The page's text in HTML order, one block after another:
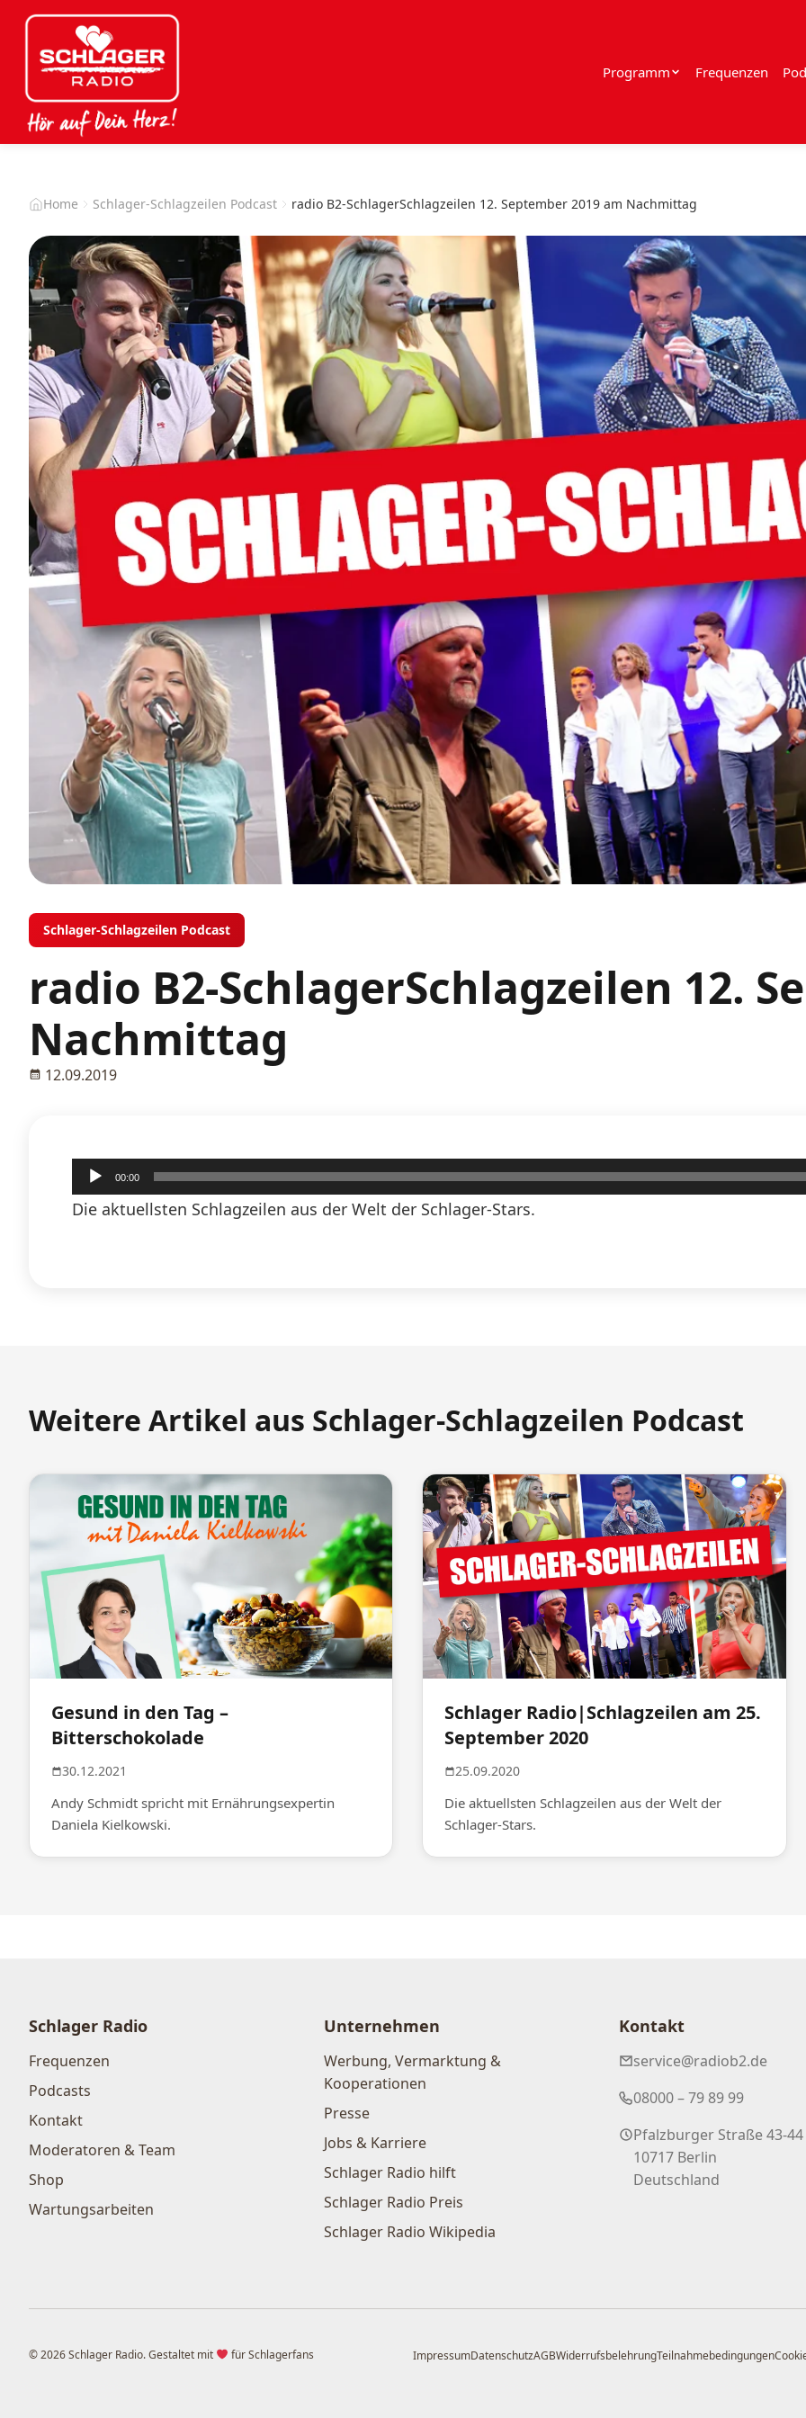
Programm Frequenzen
Home Schlager-Schlagzeilen Podcast radio B2-SchlagerSchlagzeilen 12. September 2019 am Nachmittag
Schlager-Schlagzeilen Podcast
radio B2-SchlagerSchlagzeilen 12.
Nachmittag
12.09.2019
Audio-
Player
00:00
Die aktuellsten Schlagzeilen aus der Welt der Schlager-Stars.
Weitere Artikel aus Schlager-Schlagzeilen Podcast
Gesund in den Tag –
Bitterschokolade
30.12.2021
Andy Schmidt spricht mit Ernährungsexpertin
Daniela Kielkowski.
Schlager Radio|Schlagzeilen am 25.
September 2020
25.09.2020
Die aktuellsten Schlagzeilen aus der Welt der
Schlager-Stars.
Schlager Radio
Frequenzen
Podcasts
Kontakt
Moderatoren & Team
Shop
Wartungsarbeiten
Unternehmen
Werbung, Vermarktung &
Kooperationen
Presse
Jobs & Karriere
Schlager Radio hilft
Schlager Radio Preis
Schlager Radio Wikipedia
Kontakt
service@radiob2.de
08000 – 79 89 99
Pfalzburger Straße 43-44
10717 Berlin
Deutschland
© 2026 Schlager Radio. Gestaltet mit für Schlagerfans ImpressumDatenschutzAGBWiderrufsbelehrungTeilnahmebedingungen